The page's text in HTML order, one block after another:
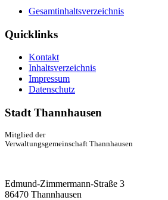
Gesamtinhaltsverzeichnis
Quicklinks
Kontakt
Inhaltsverzeichnis
Impressum
Datenschutz
Stadt Thannhausen
Mitglied der
Verwaltungsgemeinschaft Thannhausen
Edmund-Zimmermann-Straße 3
86470 Thannhausen